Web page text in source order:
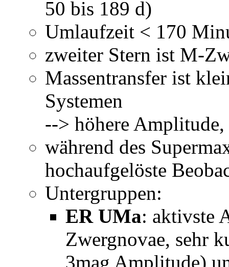
50 bis 189 d)
Umlaufzeit < 170
zweiter Stern ist M-
Massentransfer ist
Systemen
--> höhere
während des
hochaufgelöste
Untergruppen:
ER UMa: aktivste
Zwergnovae, sehr
3mag Amplitude)